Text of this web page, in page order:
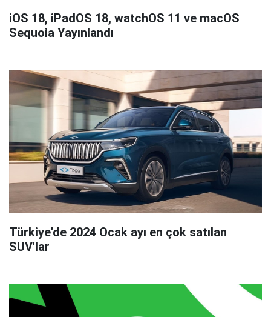
iOS 18, iPadOS 18, watchOS 11 ve macOS
Sequoia Yayınlandı
Türkiye'de 2024 Ocak ayı en çok satılan
SUV'lar